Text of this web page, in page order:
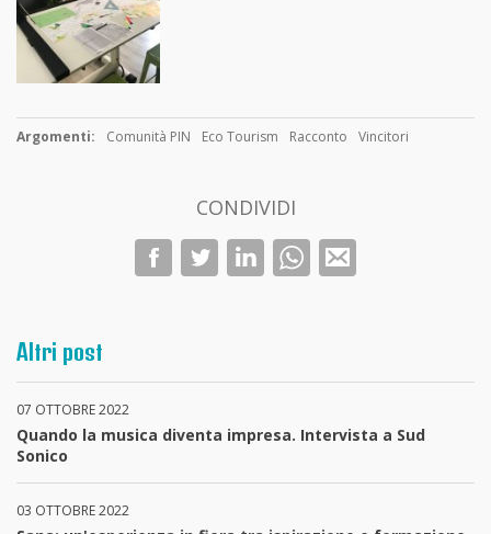
Argomenti: Comunità PIN Eco Tourism Racconto Vincitori
CONDIVIDI
Altri post
07 OTTOBRE 2022
Quando la musica diventa impresa. Intervista a Sud
Sonico
03 OTTOBRE 2022